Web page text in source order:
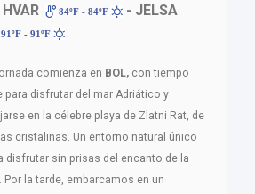
HVAR
84ºF - 84ºF - JELSA
91ºF - 91ºF
comienza en BOL, con tiempo
para disfrutar del mar Adriático y
en la célebre playa de Zlatni Rat, de
cristalinas. Un entorno natural único
disfrutar sin prisas del encanto de la
Por la tarde, embarcamos en un